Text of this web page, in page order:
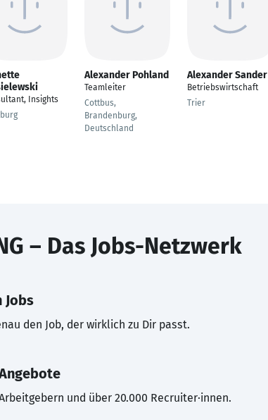
Insights
Alexander Pohland
Teamleiter
Cottbus,
Brandenburg,
Deutschland
Alexander Sander
Betriebswirtschaft
Trier
– Das Jobs-Netzwerk
Jobs
den Job, der wirklich zu Dir passt.
und über 20.000 Recruiter·innen.